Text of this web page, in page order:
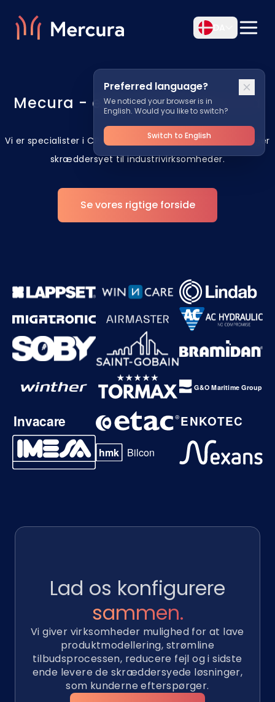
Preferred language?
We noticed your browser is in
English. Would you like to switch?
Switch to English
Mecura - eller rettere:Mercura
Vi er specialister i CPQ (Configure, Price, Quote) løsninger
skræddersyet til industrivirksomheder.
Se vores rigtige forside
Lad os konfigurere
sammen.
Vi giver virksomheder mulighed for at lave
produktmodellering, strømline
tilbudsprocessen, reducere fejl og i sidste
ende levere de skræddersyede løsninger,
som kunderne efterspørger.